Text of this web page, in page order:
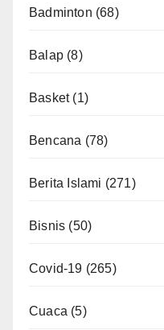
Badminton (68)
Balap (8)
Basket(1)
Bencana (78)
Berita Islami (271)
Bisnis (50)
Covid-19 (265)
Cuaca (5)